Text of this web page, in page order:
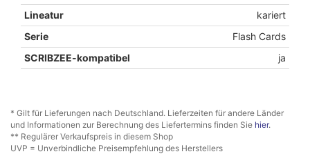
Lineatur
kariert
Serie
Flash Cards
SCRIBZEE-kompatibel
ja
* Gilt für Lieferungen nach Deutschland. Lieferzeiten für andere Länder
und Informationen zur Berechnung des Liefertermins finden Sie hier.
** Regulärer Verkaufspreis in diesem Shop
UVP = Unverbindliche Preisempfehlung des Herstellers